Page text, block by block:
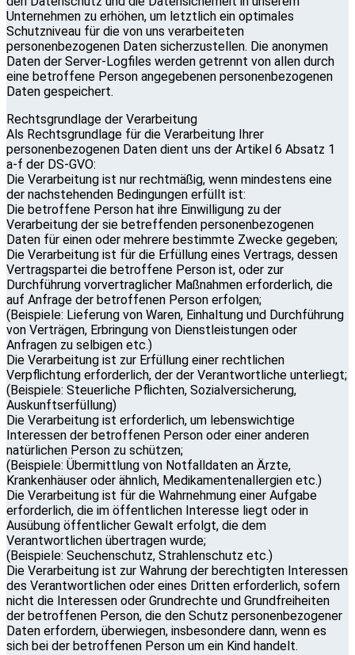
Unternehmen zu erhöhen, um letztlich ein optimales
Schutzniveau für die von uns verarbeiteten
personenbezogenen Daten sicherzustellen. Die anonymen
Daten der Server-Logfiles werden getrennt von allen durch
eine betroffene Person angegebenen personenbezogenen
Daten gespeichert.
Rechtsgrundlage der Verarbeitung
Als Rechtsgrundlage für die Verarbeitung Ihrer
personenbezogenen Daten dient uns der Artikel 6 Absatz 1
a-f der DS-GVO:
Die Verarbeitung ist nur rechtmäßig, wenn mindestens eine
der nachstehenden Bedingungen erfüllt ist:
Die betroffene Person hat ihre Einwilligung zu der
Verarbeitung der sie betreffenden personenbezogenen
Daten für einen oder mehrere bestimmte Zwecke gegeben;
Die Verarbeitung ist für die Erfüllung eines Vertrags, dessen
Vertragspartei die betroffene Person ist, oder zur
Durchführung vorvertraglicher Maßnahmen erforderlich, die
auf Anfrage der betroffenen Person erfolgen;
(Beispiele: Lieferung von Waren, Einhaltung und Durchführung
von Verträgen, Erbringung von Dienstleistungen oder
Anfragen zu selbigen etc.)
Die Verarbeitung ist zur Erfüllung einer rechtlichen
Verpflichtung erforderlich, der der Verantwortliche unterliegt;
(Beispiele: Steuerliche Pflichten, Sozialversicherung,
Auskunftserfüllung)
Die Verarbeitung ist erforderlich, um lebenswichtige
Interessen der betroffenen Person oder einer anderen
natürlichen Person zu schützen;
(Beispiele: Übermittlung von Notfalldaten an Ärzte,
Krankenhäuser oder ähnlich, Medikamentenallergien etc.)
Die Verarbeitung ist für die Wahrnehmung einer Aufgabe
erforderlich, die im öffentlichen Interesse liegt oder in
Ausübung öffentlicher Gewalt erfolgt, die dem
Verantwortlichen übertragen wurde;
(Beispiele: Seuchenschutz, Strahlenschutz etc.)
Die Verarbeitung ist zur Wahrung der berechtigten Interessen
des Verantwortlichen oder eines Dritten erforderlich, sofern
nicht die Interessen oder Grundrechte und Grundfreiheiten
der betroffenen Person, die den Schutz personenbezogener
Daten erfordern, überwiegen, insbesondere dann, wenn es
sich bei der betroffenen Person um ein Kind handelt.